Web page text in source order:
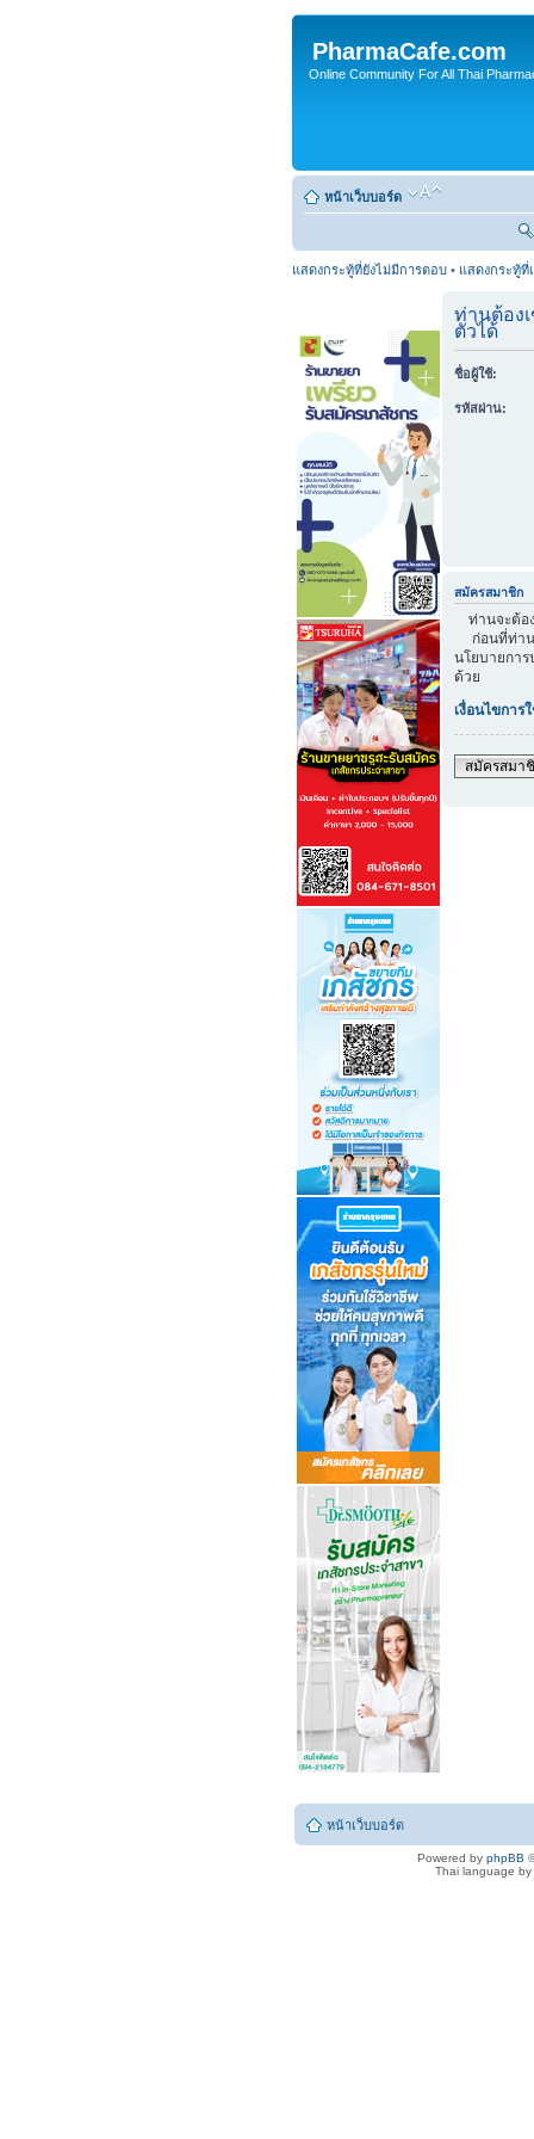
PharmaCafe.com
Online Community For All Thai
หน้าเว็บบอร์ด
แสดงกระทู้ที่ยังไม่มีการตอบ • แสดงกระทู้ที่
ท่านต้อง
ตัวได้
ชื่อผู้ใช้:
รหัสผ่าน:
สมัครสมาชิก
ท่านจะต้อ
ก่อนที่ท่าน
นโยบายกา
ด้วย
เงื่อนไขการ
สมัครสมา
หน้าเว็บบอร์ด
Powered by phpBB
Thai language by